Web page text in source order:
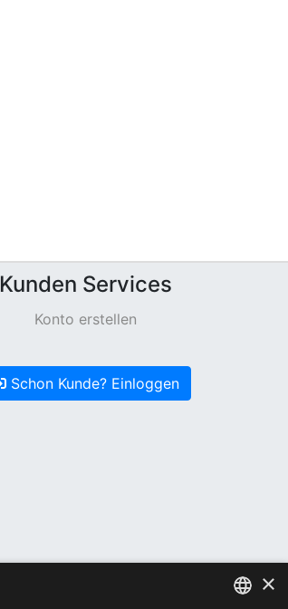
Kunden Services
Konto erstellen
Schon Kunde? Einloggen
×